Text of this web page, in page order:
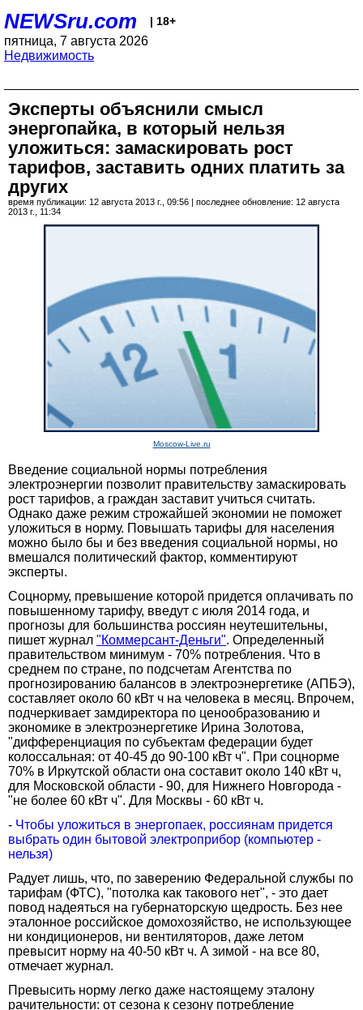
NEWSru.com | 18+
пятница, 7 августа 2026
Недвижимость
Эксперты объяснили смысл
энергопайка, в который нельзя
уложиться: замаскировать рост
тарифов, заставить одних платить за
других
время публикации: 12 августа 2013 г., 09:56 | последнее обновление: 12 августа
2013 г., 11:34
Moscow-Live.ru
Введение социальной нормы потребления
электроэнергии позволит правительству замаскировать
рост тарифов, а граждан заставит учиться считать.
Однако даже режим строжайшей экономии не поможет
уложиться в норму. Повышать тарифы для населения
можно было бы и без введения социальной нормы, но
вмешался политический фактор, комментируют
эксперты.
Соцнорму, превышение которой придется оплачивать по
повышенному тарифу, введут с июля 2014 года, и
прогнозы для большинства россиян неутешительны,
пишет журнал "Коммерсант-Деньги". Определенный
правительством минимум - 70% потребления. Что в
среднем по стране, по подсчетам Агентства по
прогнозированию балансов в электроэнергетике (АПБЭ),
составляет около 60 кВт ч на человека в месяц. Впрочем,
подчеркивает замдиректора по ценообразованию и
экономике в электроэнергетике Ирина Золотова,
"дифференциация по субъектам федерации будет
колоссальная: от 40-45 до 90-100 кВт ч". При соцнорме
70% в Иркутской области она составит около 140 кВт ч,
для Московской области - 90, для Нижнего Новгорода -
"не более 60 кВт ч". Для Москвы - 60 кВт ч.
- Чтобы уложиться в энергопаек, россиянам придется
выбрать один бытовой электроприбор (компьютер -
нельзя)
Радует лишь, что, по заверению Федеральной службы по
тарифам (ФТС), "потолка как такового нет", - это дает
повод надеяться на губернаторскую щедрость. Без нее
эталонное российское домохозяйство, не использующее
ни кондиционеров, ни вентиляторов, даже летом
превысит норму на 40-50 кВт ч. А зимой - на все 80,
отмечает журнал.
Превысить норму легко даже настоящему эталону
рачительности: от сезона к сезону потребление